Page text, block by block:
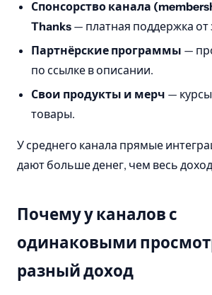
Спонсорство канала
Thanks — платная поддержка от
Партнёрские программы —
по ссылке в описании.
Свои продукты и мерч —
товары.
У среднего канала прямые
дают больше денег, чем весь
Почему у каналов с
одинаковыми
разный доход